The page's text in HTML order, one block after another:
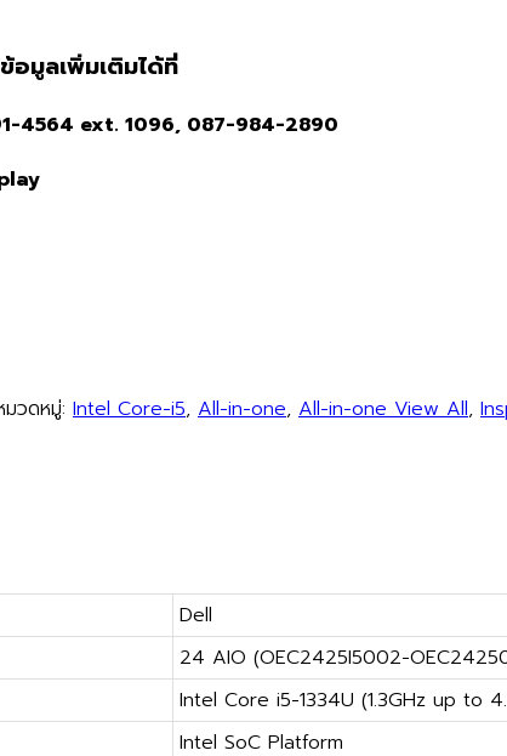
มูลเพิ่มเติมได้ที่
4564 ext. 1096, 087-984-2890
มวดหมู่: Intel Core-i5, All-in-one, All-in-one View All,
Dell
24 AIO (OEC2425I5002-
Intel Core i5-1334U (1.3GHz up to
Intel SoC Platform